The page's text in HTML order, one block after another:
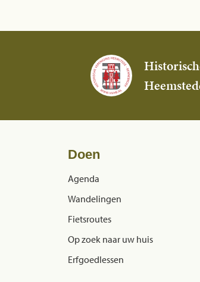
Doen
Agenda
Wandelingen
Fietsroutes
Op zoek naar uw huis
Erfgoedlessen